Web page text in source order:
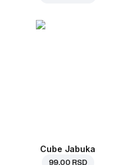
Cube Jabuka
99,00 RSD